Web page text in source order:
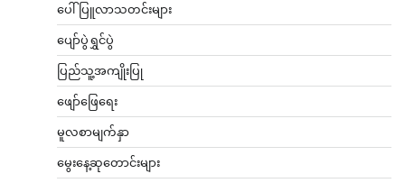
ပေါ်ပြူလာသတင်းများ
ပျော်ပွဲရွှင်ပွဲ
ပြည်သူ့အကျိုးပြု
ဖျော်ဖြေရေး
မူလစာမျက်နှာ
မွေးနေ့ဆုတောင်းများ